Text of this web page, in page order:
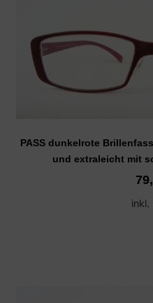
PASS dunkelrote
und extraleicht mit
inkl.